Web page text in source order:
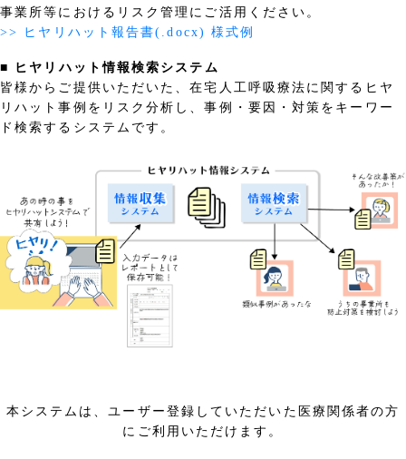
事業所等におけるリスク管理にご活用ください。
>> ヒヤリハット報告書(.docx) 様式例
■ ヒヤリハット情報検索システム
皆様からご提供いただいた、在宅人工呼吸療法に関するヒヤ
リハット事例をリスク分析し、事例・要因・対策をキーワー
ド検索するシステムです。
本システムは、ユーザー登録していただいた医療関係者の方
にご利用いただけます。